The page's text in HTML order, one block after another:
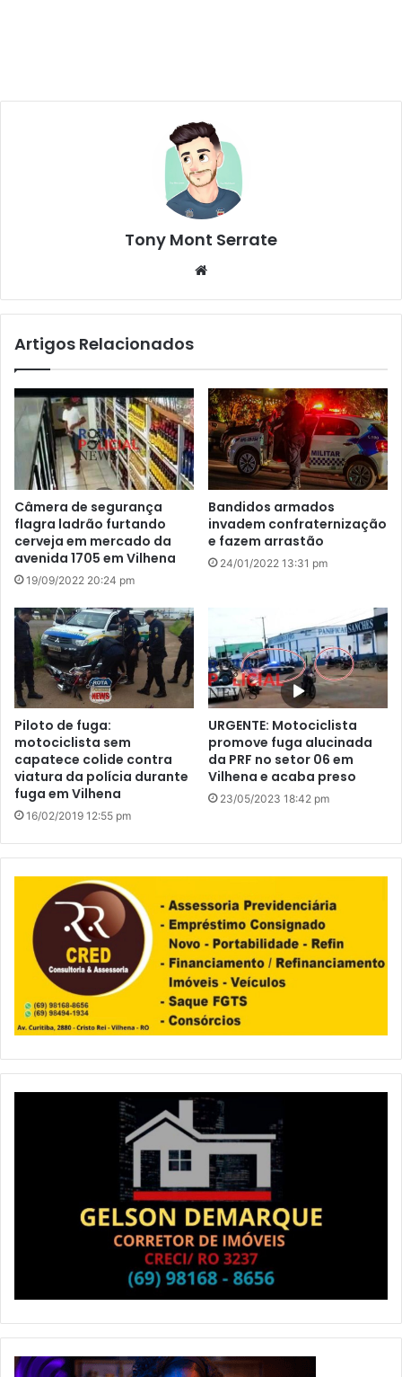
Tony Mont Serrate
te
Artigos Relacionados
Câmera de segurança
flagra ladrão furtando
cerveja em mercado da
avenida 1705 em Vilhena
19/09/2022 20:24 pm
Bandidos armados
invadem confraternização
e fazem arrastão
24/01/2022 13:31 pm
Piloto de fuga:
motociclista sem
capatece colide contra
viatura da polícia durante
fuga em Vilhena
16/02/2019 12:55 pm
URGENTE: Motociclista
promove fuga alucinada
da PRF no setor 06 em
Vilhena e acaba preso
23/05/2023 18:42 pm